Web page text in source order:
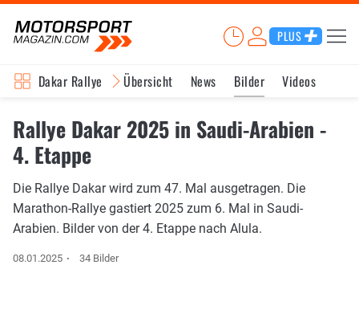
PLUS
Dakar Rallye Übersicht News Bilder Videos
Rallye Dakar 2025 in Saudi-Arabien -
4. Etappe
Die Rallye Dakar wird zum 47. Mal ausgetragen. Die
Marathon-Rallye gastiert 2025 zum 6. Mal in Saudi-
Arabien. Bilder von der 4. Etappe nach Alula.
08.01.2025 34 Bilder